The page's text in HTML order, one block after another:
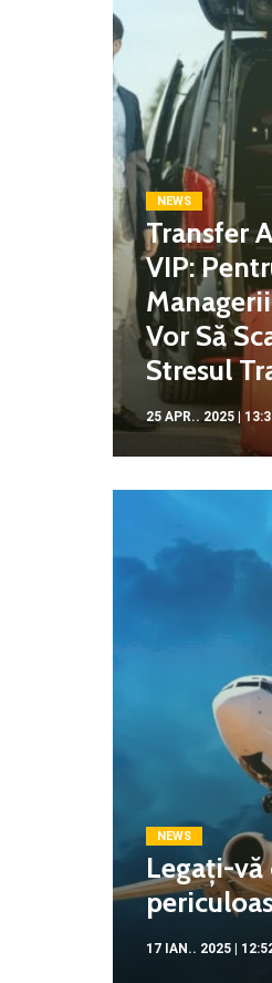
NEWS
Transfer
VIP:
Vor Să
Stresul
25 APR.. 2025 |
NEWS
Legați-vă
17 IAN.. 2025 |